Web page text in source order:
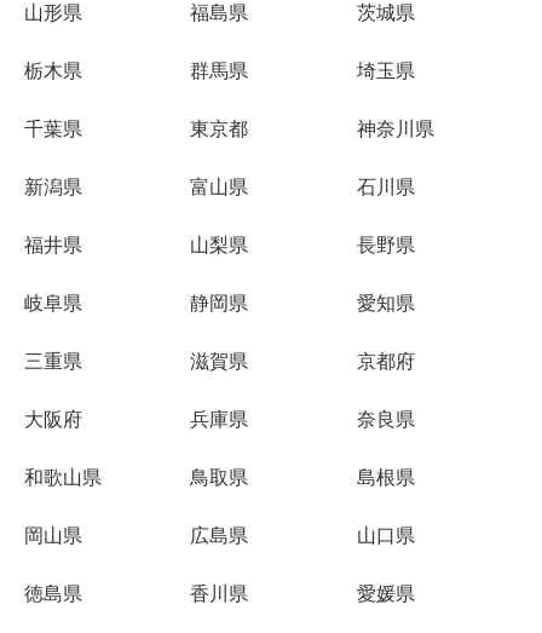
山形県 福島県 茨城県
栃木県 群馬県 埼玉県
千葉県 東京都 神奈川県
新潟県 富山県 石川県
福井県 山梨県 長野県
岐阜県 静岡県 愛知県
三重県 滋賀県 京都府
大阪府 兵庫県 奈良県
和歌山県 鳥取県 島根県
岡山県 広島県 山口県
徳島県 香川県 愛媛県